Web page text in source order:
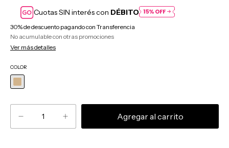
Cuotas SIN interés con DÉBITO
30% de descuento pagando con Transferencia
No acumulable con otras promociones
Ver más detalles
COLOR